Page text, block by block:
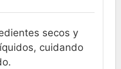
secos y
cuidando